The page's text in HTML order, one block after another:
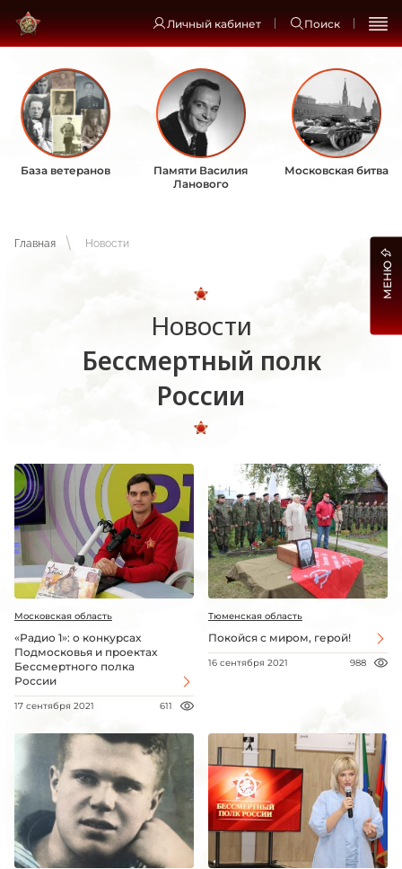
Личный кабинет Поиск
База ветеранов
Памяти Василия
Ланового
Московская битва
Главная Новости
Новости
Бессмертный полк
России
Московская область
«Радио 1»: о конкурсах
Подмосковья и проектах
Бессмертного полка
России
17 сентября 2021 611
Тюменская область
Покойся с миром, герой!
16 сентября 2021 988
МЕНЮ